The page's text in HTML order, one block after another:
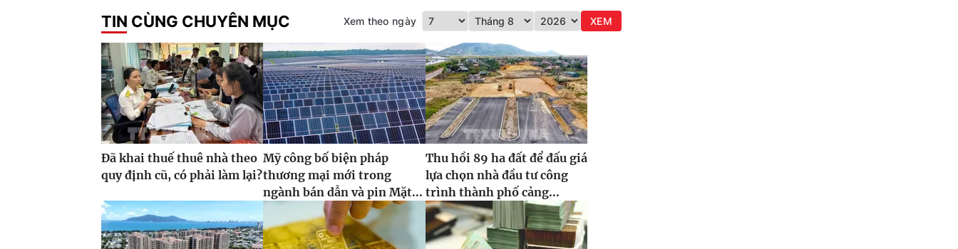
TIN CÙNG CHUYÊN MỤC Xem theo ngày XEM
Đã khai thuế thuê nhà theo
quy định cũ, có phải làm lại?
Mỹ công bố biện pháp
thương mại mới trong
ngành bán dẫn và pin Mặt...
Thu hồi 89 ha đất để đấu giá
lựa chọn nhà đầu tư công
trình thành phố cảng...